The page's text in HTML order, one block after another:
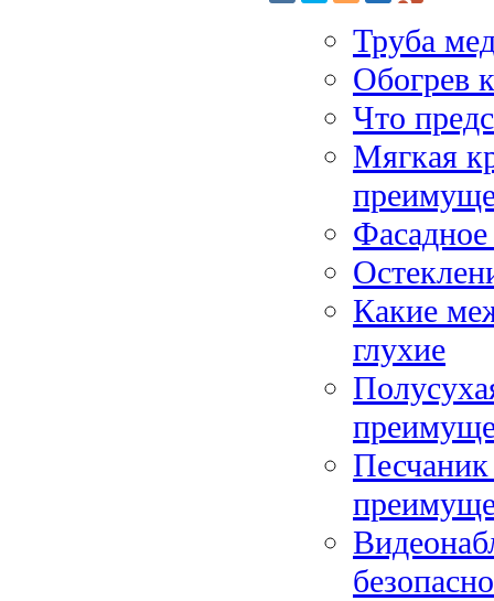
Труба
Обогрев
Что
Мягкая
Какие
глухие